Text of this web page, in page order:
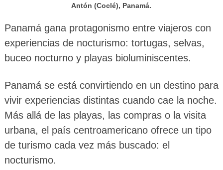
Antón (Coclé), Panamá.
Panamá gana protagonismo entre viajeros con
experiencias de nocturismo: tortugas, selvas,
buceo nocturno y playas bioluminiscentes.
Panamá se está convirtiendo en un destino para
vivir experiencias distintas cuando cae la noche.
Más allá de las playas, las compras o la visita
urbana, el país centroamericano ofrece un tipo
de turismo cada vez más buscado: el
nocturismo.